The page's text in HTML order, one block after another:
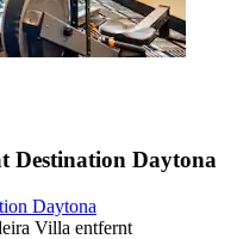
Destination Daytona
Daytona
Villa entfernt